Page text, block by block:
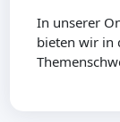
In unserer
bieten wir in